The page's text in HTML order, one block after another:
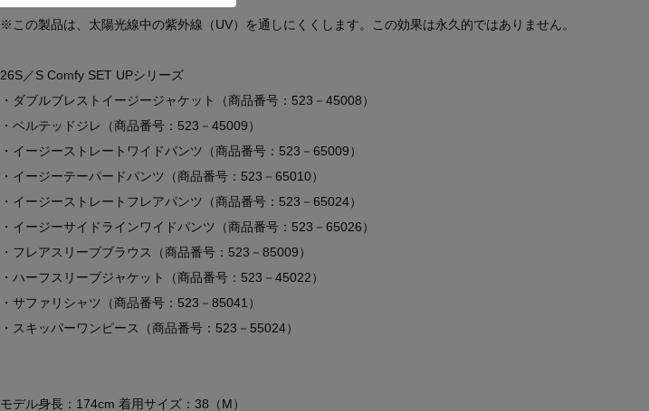
※この製品は、太陽光線中の紫外線（UV）を通しにくくします。この効果は永久的ではありません。
26S／S Comfy SET UPシリーズ
・ダブルブレストイージージャケット（商品番号：523－45008）
・ベルテッドジレ（商品番号：523－45009）
・イージーストレートワイドパンツ（商品番号：523－65009）
・イージーテーパードパンツ（商品番号：523－65010）
・イージーストレートフレアパンツ（商品番号：523－65024）
・イージーサイドラインワイドパンツ（商品番号：523－65026）
・フレアスリーブブラウス（商品番号：523－85009）
・ハーフスリーブジャケット（商品番号：523－45022）
・サファリシャツ（商品番号：523－85041）
・スキッパーワンピース（商品番号：523－55024）
モデル身長：174cm 着用サイズ：38（M）